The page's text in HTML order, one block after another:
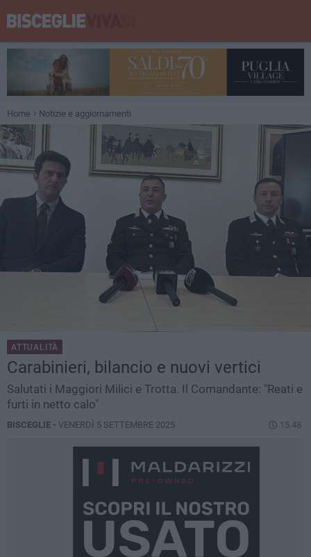
Home Notizie e aggiornamenti
ATTUALITÀ
Carabinieri, bilancio e nuovi vertici
Salutati i Maggiori Milici e Trotta. Il Comandante: "Reati e
furti in netto calo"
BISCEGLIE - VENERDÌ 5 SETTEMBRE 2025 15.48